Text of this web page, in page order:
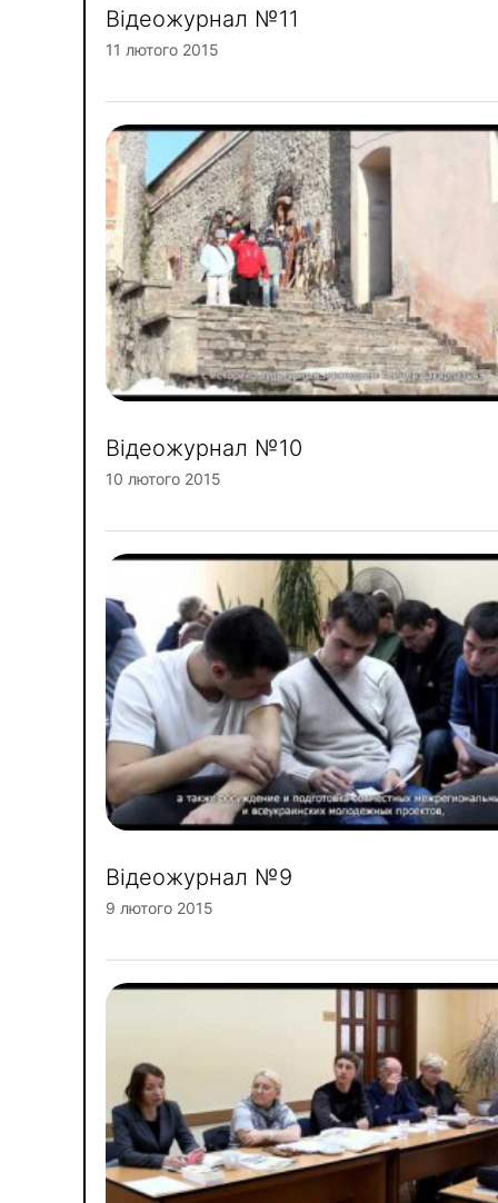
Відеожурнал №11
11 лютого 2015
Відеожурнал №10
10 лютого 2015
Відеожурнал №9
9 лютого 2015